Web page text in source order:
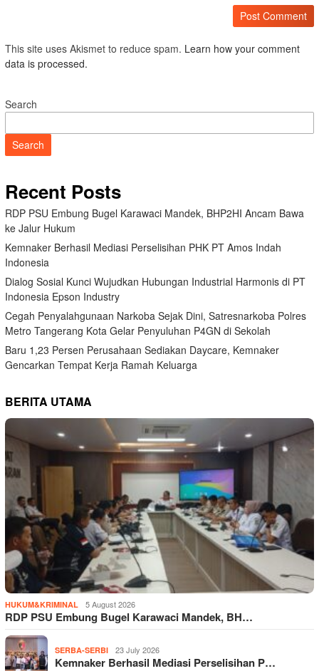
This site uses Akismet to reduce spam. Learn how your comment
data is processed.
Search
Search
Recent Posts
RDP PSU Embung Bugel Karawaci Mandek, BHP2HI Ancam Bawa
ke Jalur Hukum
Kemnaker Berhasil Mediasi Perselisihan PHK PT Amos Indah
Indonesia
Dialog Sosial Kunci Wujudkan Hubungan Industrial Harmonis di PT
Indonesia Epson Industry
Cegah Penyalahgunaan Narkoba Sejak Dini, Satresnarkoba Polres
Metro Tangerang Kota Gelar Penyuluhan P4GN di Sekolah
Baru 1,23 Persen Perusahaan Sediakan Daycare, Kemnaker
Gencarkan Tempat Kerja Ramah Keluarga
BERITA UTAMA
HUKUM&KRIMINAL 5 August 2026
RDP PSU Embung Bugel Karawaci Mandek, BH…
SERBA-SERBI 23 July 2026
Kemnaker Berhasil Mediasi Perselisihan P…